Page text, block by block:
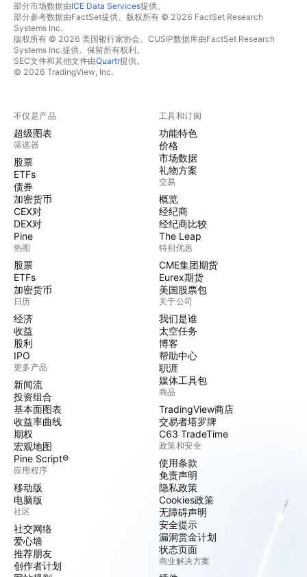
部分市场数据由ICE Data Services提供。
部分参考数据由FactSet提供。版权所有 © 2026 FactSet Research
Systems Inc.
版权所有 © 2026 美国银行家协会。CUSIP数据库由FactSet Research
Systems Inc.提供。保留所有权利。
SEC文件和其他文件由Quartr提供。
© 2026 TradingView, Inc.
不仅是产品
超级图表
筛选器
股票
ETFs
债券
加密货币
CEX对
DEX对
Pine
热图
股票
ETFs
加密货币
日历
经济
收益
股利
IPO
更多产品
新闻流
投资组合
基本面图表
收益率曲线
期权
宏观地图
Pine Script®
应用程序
移动版
电脑版
社区
社交网络
爱心墙
推荐朋友
创作者计划
工具和订阅
功能特色
价格
市场数据
礼物方案
交易
概览
经纪商
经纪商比较
The Leap
特别优惠
CME集团期货
Eurex期货
美国股票包
关于公司
我们是谁
太空任务
博客
帮助中心
职涯
媒体工具包
商品
TradingView商店
交易者塔罗牌
C63 TradeTime
政策和安全
使用条款
免责声明
隐私政策
Cookies政策
无障碍声明
安全提示
漏洞赏金计划
状态页面
商业解决方案